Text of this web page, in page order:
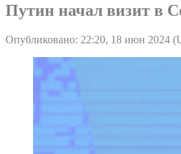
Путин начал визит в
Опубликовано: 22:20, 18 июн 2024